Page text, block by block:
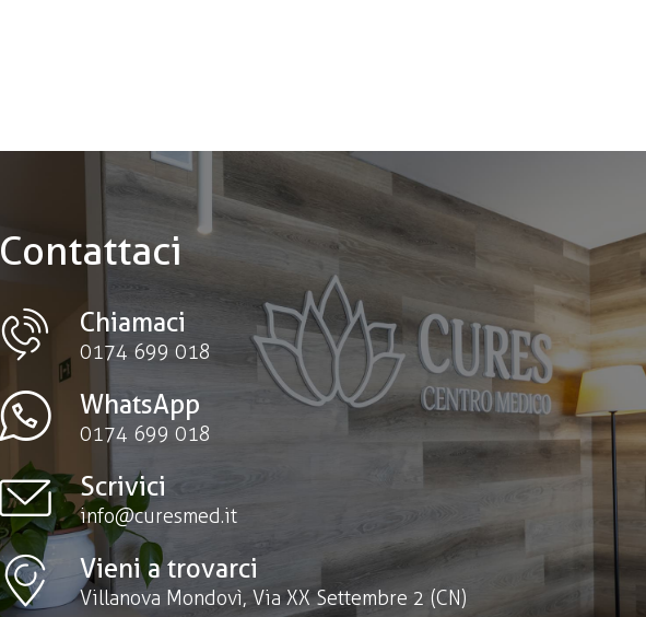
Contattaci
Chiamaci
0174 699 018
WhatsApp
0174 699 018
Scrivici
info@curesmed.it
Vieni a trovarci
Villanova Mondovì, Via XX Settembre 2 (CN)